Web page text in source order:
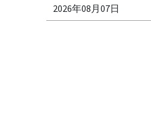
2026年08月07日